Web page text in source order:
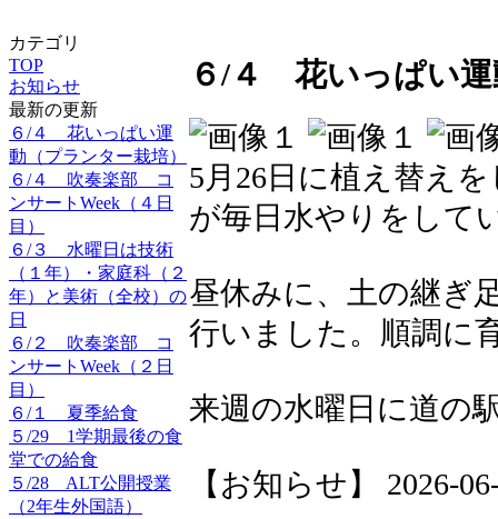
カテゴリ
TOP
お知らせ
最新の更新
６/４ 花いっぱい運
動（プランター栽培）
６/４ 吹奏楽部 コ
ンサートWeek（４日
目）
６/３ 水曜日は技術
（１年）・家庭科（２
年）と美術（全校）の
日
６/２ 吹奏楽部 コ
ンサートWeek（２日
目）
６/１ 夏季給食
５/29 1学期最後の食
堂での給食
５/28 ALT公開授業
（2年生外国語）
６/４ 花いっぱい運
5月26日に植え替え
が毎日水やりをして
昼休みに、土の継ぎ
行いました。順調に
来週の水曜日に道の
【お知らせ】 2026-